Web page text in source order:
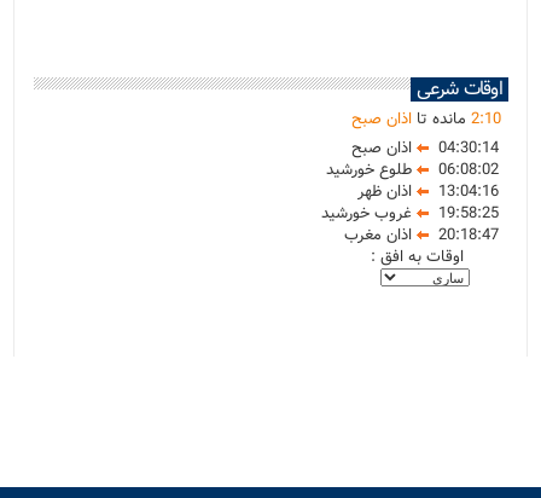
اوقات شرعی
2:10 مانده تا اذان صبح
04:30:14
اذان صبح
06:08:02
طلوع خورشید
13:04:16
اذان ظهر
19:58:25
غروب خورشید
20:18:47
اذان مغرب
اوقات به افق :